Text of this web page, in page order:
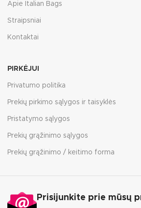
Apie Italian Bags
Straipsniai
Kontaktai
PIRKĖJUI
Privatumo politika
Prekių pirkimo sąlygos ir taisyklės
Pristatymo sąlygos
Prekių grąžinimo sąlygos
Prekių grąžinimo / keitimo forma
Prisijunkite prie mūsų